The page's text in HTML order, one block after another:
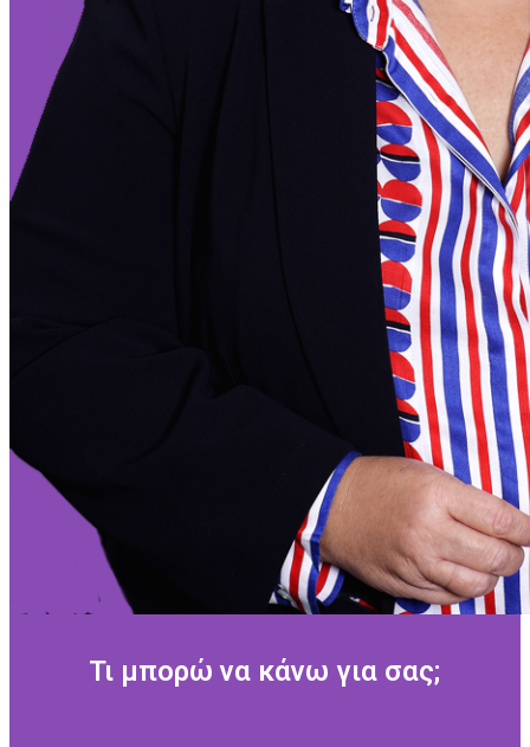
Τι μπορώ να κάνω για σας;